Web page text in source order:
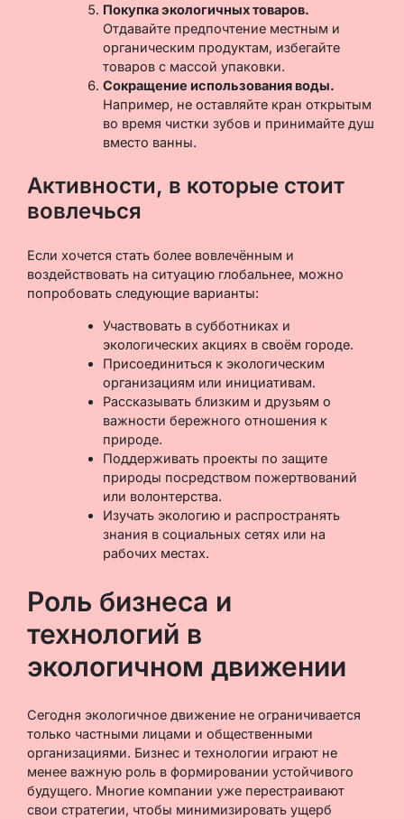
Покупка экологичных товаров.
Отдавайте предпочтение местным и
органическим продуктам, избегайте
товаров с массой упаковки.
Сокращение использования воды.
Например, не оставляйте кран открытым
во время чистки зубов и принимайте душ
вместо ванны.
Активности, в которые стоит
вовлечься
Если хочется стать более вовлечённым и
воздействовать на ситуацию глобальнее, можно
попробовать следующие варианты:
Участвовать в субботниках и
экологических акциях в своём городе.
Присоединиться к экологическим
организациям или инициативам.
Рассказывать близким и друзьям о
важности бережного отношения к
природе.
Поддерживать проекты по защите
природы посредством пожертвований
или волонтерства.
Изучать экологию и распространять
знания в социальных сетях или на
рабочих местах.
Роль бизнеса и
технологий в
экологичном движении
Сегодня экологичное движение не ограничивается
только частными лицами и общественными
организациями. Бизнес и технологии играют не
менее важную роль в формировании устойчивого
будущего. Многие компании уже перестраивают
свои стратегии, чтобы минимизировать ущерб